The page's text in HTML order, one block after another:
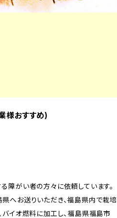
様おすすめ)
障がい者の方々に依頼しています。
へお送りいただき、福島県内で栽培
バイオ燃料に加工し、福島県福島市